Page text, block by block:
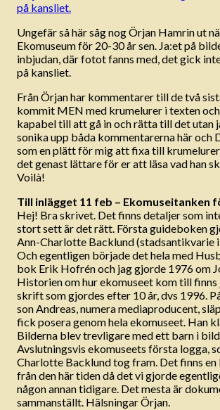
Ungefär så här såg nog Örjan Hamrin ut
Ekomuseum för 20-30 år sen. Ja:et på
inbjudan, där fotot fanns med, det gick
på kansliet.
Från Örjan har kommentarer till de två
kommit MEN med krumelurer i texten
kapabel till att gå in och rätta till det utan
sonika upp båda kommentarerna här och
som en plätt för mig att fixa till
det genast lättare för er att läsa vad han
Voilà!
Till inlägget 11 feb – Ekomuseitanken
Hej! Bra skrivet. Det finns detaljer som
stort sett är det rätt. Första guideboken
Ann-Charlotte Backlund (stadsantikvarie i
Och egentligen började det hela med
bok Erik Hofrén och jag gjorde 1976 om
Historien om hur ekomuseet kom till finns
skrift som gjordes efter 10 år, dvs 1996.
son Andreas, numera mediaproducent,
fick posera genom hela ekomuseet. Han
Bilderna blev trevligare med ett barn i
Avslutningsvis ekomuseets första logga,
Charlotte Backlund tog fram. Det finns en
från den här tiden då det vi gjorde
någon annan tidigare. Det mesta är
sammanställt. Hälsningar Örjan.